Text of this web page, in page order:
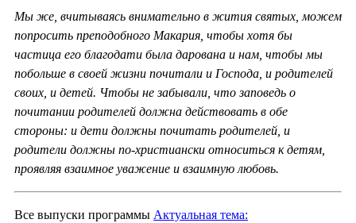
Мы же, вчитываясь внимательно в жития святых, можем
попросить преподобного Макария, чтобы хотя бы
частица его благодати была дарована и нам, чтобы мы
побольше в своей жизни почитали и Господа, и родителей
своих, и детей. Чтобы не забывали, что заповедь о
почитании родителей должна действовать в обе
стороны: и дети должны почитать родителей, и
родители должны по-христиански относиться к детям,
проявляя взаимное уважение и взаимную любовь.
Все выпуски программы Актуальная тема: